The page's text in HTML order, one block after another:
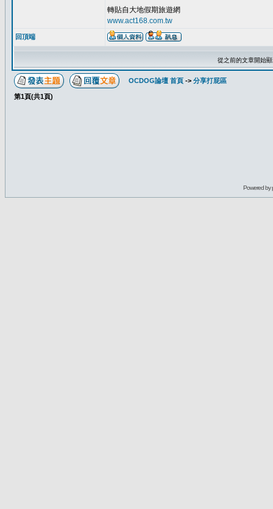
轉貼自大地假期旅遊網
www.act168.com.tw
回頂端
從之前的文章開始
OCDOG論壇 首頁 -> 分享打屁區
第1頁(共1頁)
Powered by